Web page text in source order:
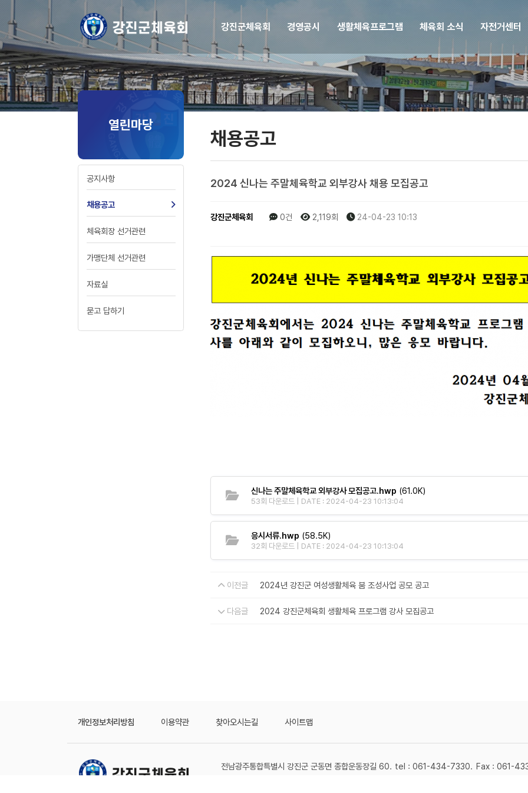
강진군체육회 경영공시 생활체육프로그램 체육회 소식 자전거센터
열린마당
공지사항
채용공고
체육회장 선거관련
가맹단체 선거관련
자료실
묻고 답하기
채용공고
2024 신나는 주말체육학교 외부강사 채용 모집공고
강진군체육회 0건 2,119회 24-04-23 10:13
신나는 주말체육학교 외부강사 모집공고.hwp (61.0K)
53회 다운로드 | DATE : 2024-04-23 10:13:04
응시서류.hwp (58.5K)
32회 다운로드 | DATE : 2024-04-23 10:13:04
이전글 2024년 강진군 여성생활체육 붐 조성사업 공모 공고
다음글 2024 강진군체육회 생활체육 프로그램 강사 모집공고
개인정보처리방침 이용약관 찾아오시는길 사이트맵
전남광주통합특별시 강진군 군동면 종합운동장길 60. tel : 061-434-7330. Fax : 061-